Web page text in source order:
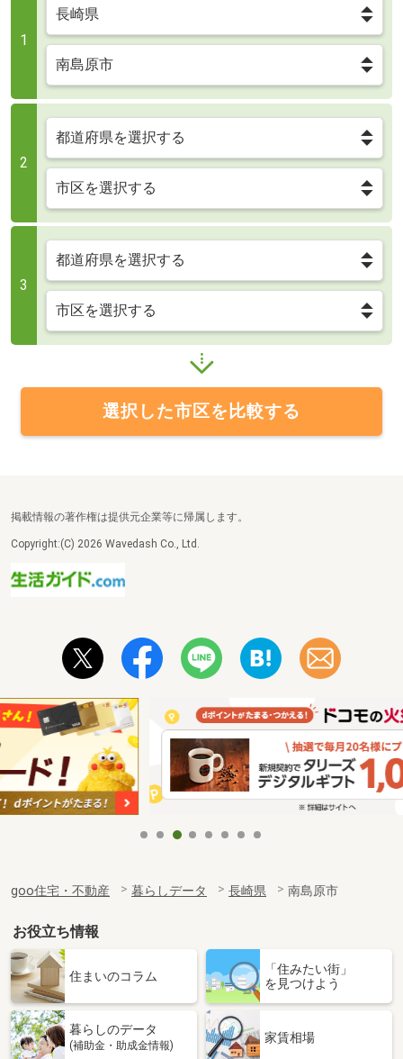
1
2
3
選択した市区を比較する
掲載情報の著作権は提供元企業等に帰属します。
Copyright:(C) 2026 Wavedash Co., Ltd.
goo住宅・不動産 暮らしデータ 長崎県 南島原市
お役立ち情報
住まいのコラム
「住みたい街」
を見つけよう
暮らしのデータ
(補助金・助成金情報)
家賃相場